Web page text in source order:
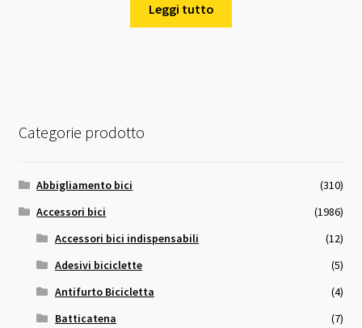
Leggi tutto
Categorie prodotto
Abbigliamento bici
(310)
Accessori bici
(1986)
Accessori bici indispensabili
(12)
Adesivi biciclette
(5)
Antifurto Bicicletta
(4)
Batticatena
(7)